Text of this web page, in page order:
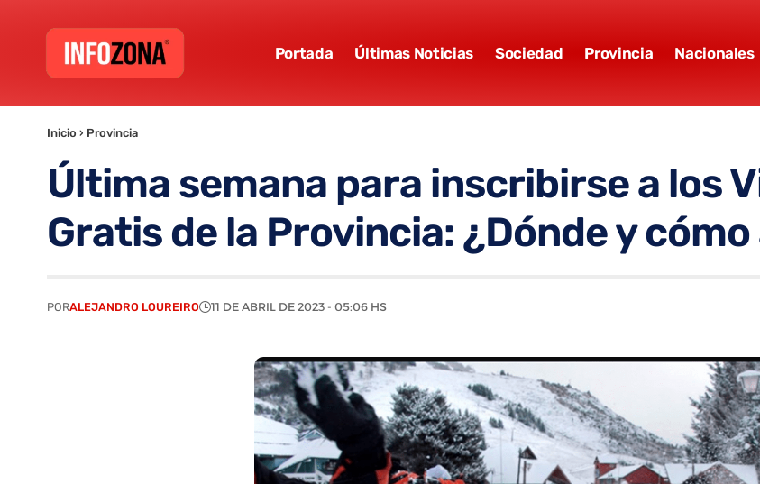
Portada Últimas Noticias Sociedad Provincia Nacionales
Inicio › Provincia
Última semana para inscribirse a los
Gratis de la Provincia: ¿Dónde y
PORALEJANDRO LOUREIRO 11 DE ABRIL DE 2023 - 05:06 HS